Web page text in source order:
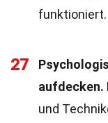
funktioniert.
27
aufdecken.
und